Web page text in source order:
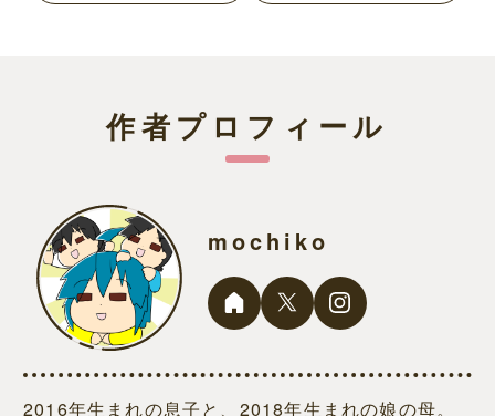
作者プロフィール
mochiko
2016年生まれの息子と、2018年生まれの娘の母。